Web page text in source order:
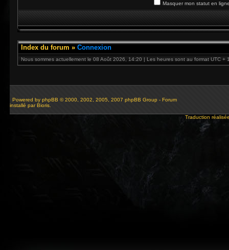
Masquer mon statut en
Index du forum » Connexion
Nous sommes actuellement le 08 Août 2026, 14:20 | Les heures sont au format UTC +
Powered by phpBB © 2000, 2002, 2005, 2007 phpBB Group - Forum
installé par Bioris.
Traduction